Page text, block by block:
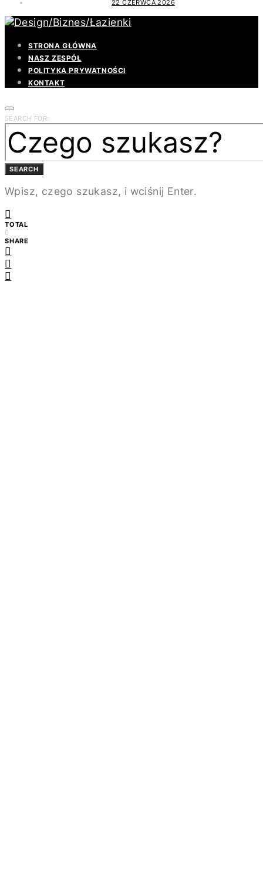
22 CZERWCA 2026
STRONA GŁÓWNA
NASZ ZESPÓŁ
POLITYKA PRYWATNOŚCI
KONTAKT
SEARCH FOR:
SEARCH
Wpisz, czego szukasz, i wciśnij Enter.
TOTAL
0
SHARE